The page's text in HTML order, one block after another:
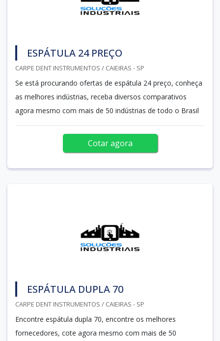
ESPÁTULA 24 PREÇO
CARPE DENT INSTRUMENTOS / CAIEIRAS - SP
Se está procurando ofertas de espátula 24 preço, conheça
as melhores indústrias, receba diversos comparativos
agora mesmo com mais de 50 indústrias de todo o Brasil
Cotar agora
ESPÁTULA DUPLA 70
CARPE DENT INSTRUMENTOS / CAIEIRAS - SP
Encontre espátula dupla 70, encontre os melhores
fornecedores, cote agora mesmo com mais de 50